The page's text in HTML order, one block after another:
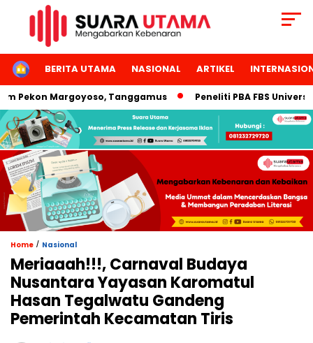
HOMEBERITA UTAMA NASIONAL ARTIKEL
Margoyoso, Tanggamus Peneliti PBA FBS
Home / Nasional
Meriaaah!!!, Carnaval Budaya
Nusantara Yayasan Karomatul
Hasan Tegalwatu Gandeng
Pemerintah Kecamatan Tiris